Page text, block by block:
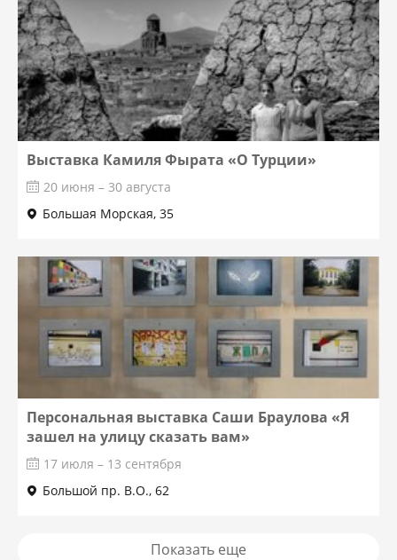
Выставка Камиля Фырата «О Турции»
20 июня – 30 августа
Большая Морская, 35
Персональная выставка Саши Браулова «Я
зашел на улицу сказать вам»
17 июля – 13 сентября
Большой пр. В.О., 62
Показать еще